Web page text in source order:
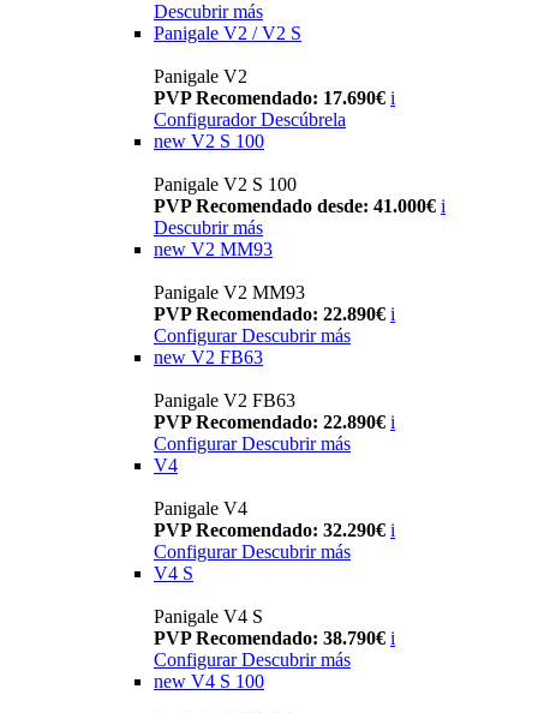
Descubrir más
Panigale V2 / V2 S
Panigale V2
PVP Recomendado: 17.690€ i
Configurador Descúbrela
new V2 S 100
Panigale V2 S 100
PVP Recomendado desde: 41.000€ i
Descubrir más
new V2 MM93
Panigale V2 MM93
PVP Recomendado: 22.890€ i
Configurar Descubrir más
new V2 FB63
Panigale V2 FB63
PVP Recomendado: 22.890€ i
Configurar Descubrir más
V4
Panigale V4
PVP Recomendado: 32.290€ i
Configurar Descubrir más
V4 S
Panigale V4 S
PVP Recomendado: 38.790€ i
Configurar Descubrir más
new V4 S 100